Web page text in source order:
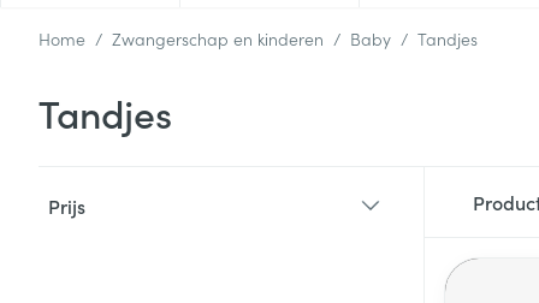
Home / Zwangerschap en kinderen / Baby / Tandjes
Tandjes
Prijs